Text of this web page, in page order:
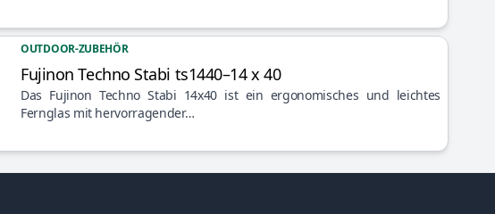
OUTDOOR-ZUBEHÖR
Fujinon Techno Stabi ts1440–14 x 40
Das Fujinon Techno Stabi 14x40 ist ein ergonomisches und leichtes
Fernglas mit hervorragender…